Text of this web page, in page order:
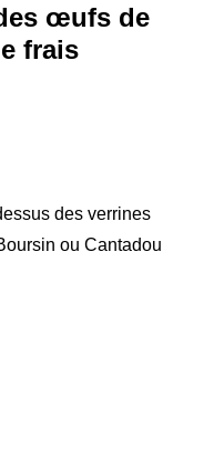
œufs de
frais
des verrines
ou Cantadou